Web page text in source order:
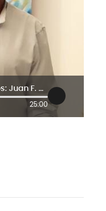
En cárceles está el 50% del poder corrupto que opera en territorios: Juan F. Petro
25:00